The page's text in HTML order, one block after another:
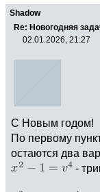
Shadow
Re: Новогодняя
02.01.2026, 21:27
С Новым годом!
По первому
остаются два
-